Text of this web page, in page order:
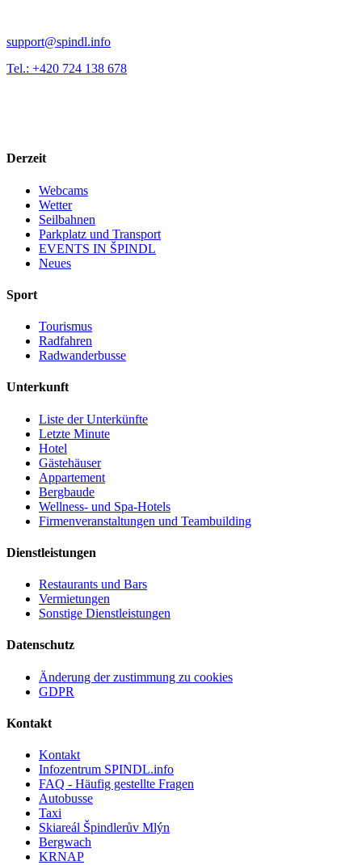
support@spindl.info
Tel.: +420 724 138 678
Derzeit
Webcams
Wetter
Seilbahnen
Parkplatz und Transport
EVENTS IN ŠPINDL
Neues
Sport
Tourismus
Radfahren
Radwanderbusse
Unterkunft
Liste der Unterkünfte
Letzte Minute
Hotel
Gästehäuser
Appartement
Bergbaude
Wellness- und Spa-Hotels
Firmenveranstaltungen und Teambuilding
Dienstleistungen
Restaurants und Bars
Vermietungen
Sonstige Dienstleistungen
Datenschutz
Änderung der zustimmung zu cookies
GDPR
Kontakt
Kontakt
Infozentrum SPINDL.info
FAQ - Häufig gestellte Fragen
Autobusse
Taxi
Skiareál Špindlerův Mlýn
Bergwach
KRNAP